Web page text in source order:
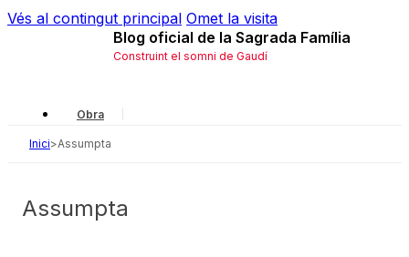
Vés al contingut principal Omet la visita
Blog oficial de la Sagrada Família
Construint el somni de Gaudí
Obra
Gaudí
Història
Inici>Assumpta
Assumpta